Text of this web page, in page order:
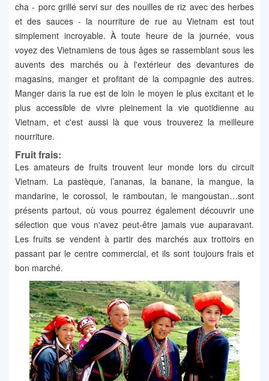
cha - porc grillé servi sur des nouilles de riz avec des herbes
et des sauces - la nourriture de rue au Vietnam est tout
simplement incroyable. À toute heure de la journée, vous
voyez des Vietnamiens de tous âges se rassemblant sous les
auvents des marchés ou à l'extérieur des devantures de
magasins, manger et profitant de la compagnie des autres.
Manger dans la rue est de loin le moyen le plus excitant et le
plus accessible de vivre pleinement la vie quotidienne au
Vietnam, et c'est aussi là que vous trouverez la meilleure
nourriture.
Fruit frais:
Les amateurs de fruits trouvent leur monde lors du circuit
Vietnam. La pastèque, l’ananas, la banane, la mangue, la
mandarine, le corossol, le ramboutan, le mangoustan…sont
présents partout, où vous pourrez également découvrir une
sélection que vous n'avez peut-être jamais vue auparavant.
Les fruits se vendent à partir des marchés aux trottoirs en
passant par le centre commercial, et ils sont toujours frais et
bon marché.